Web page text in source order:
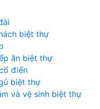
biệt thự
ăn biệt thự
điển
biệt thự
và vệ sinh biệt thự